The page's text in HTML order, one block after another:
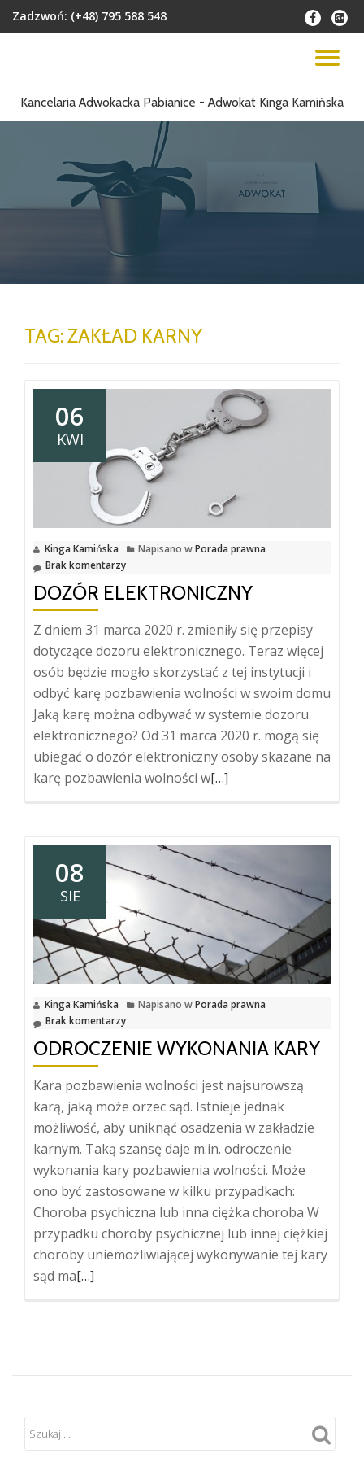
Zadzwoń: (+48) 795 588 548
fa-
facebook
fa-
plus-
Kancelaria Adwokacka Pabianice - Adwokat Kinga Kamińska
TAG:ZAKŁAD KARNY
06
KWI
Kinga Kamińska Napisano wPorada prawna
Brak komentarzy
DOZÓR ELEKTRONICZNY
Z dniem 31 marca 2020 r. zmieniły się przepisy
dotyczące dozoru elektronicznego. Teraz więcej
osób będzie mogło skorzystać z tej instytucji i
odbyć karę pozbawienia wolności w swoim domu
Jaką karę można odbywać w systemie dozoru
elektronicznego? Od 31 marca 2020 r. mogą się
ubiegać o dozór elektroniczny osoby skazane na
karę pozbawienia wolności wWięcej
[…]
08
SIE
Kinga Kamińska Napisano wPorada prawna
Brak komentarzy
ODROCZENIE WYKONANIA KARY
Kara pozbawienia wolności jest najsurowszą
karą, jaką może orzec sąd. Istnieje jednak
możliwość, aby uniknąć osadzenia w zakładzie
karnym. Taką szansę daje m.in. odroczenie
wykonania kary pozbawienia wolności. Może
ono być zastosowane w kilku przypadkach:
Choroba psychiczna lub inna ciężka choroba W
przypadku choroby psychicznej lub innej ciężkiej
choroby uniemożliwiającej wykonywanie tej kary
sąd maWięcej
[…]